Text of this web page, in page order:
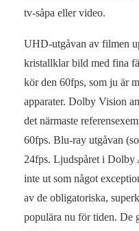
tv-såpa eller video.
UHD-utgåvan av filmen
kristallklar bild med fina
kör den 60fps, som ju är
apparater. Dolby Vision
det närmaste
60fps. Blu-ray utgåvan
24fps. Ljudspåret i Dolby
inte ut som något
av de obligatoriska,
populära nu för tiden. De